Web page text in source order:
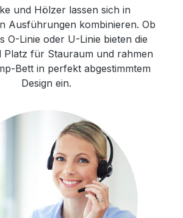
und Hölzer lassen sich in
Ausführungen kombinieren. Ob
O-Linie oder U-Linie bieten die
Platz für Stauraum und rahmen
Bett in perfekt abgestimmtem
Design ein.